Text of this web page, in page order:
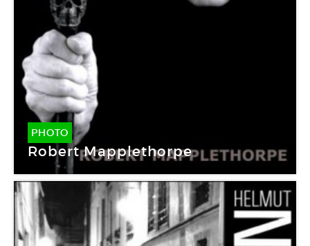
PHOTO
Robert Mapplethorpe